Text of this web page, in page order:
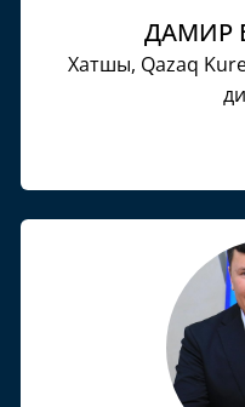
ДАМИР
Хатшы, Qazaq